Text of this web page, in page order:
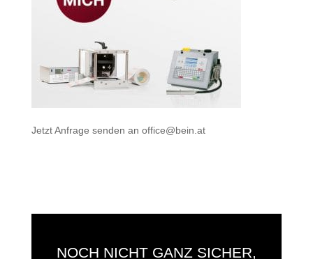
Jetzt Anfrage senden an office@bein.at
NOCH NICHT GANZ SICHER,